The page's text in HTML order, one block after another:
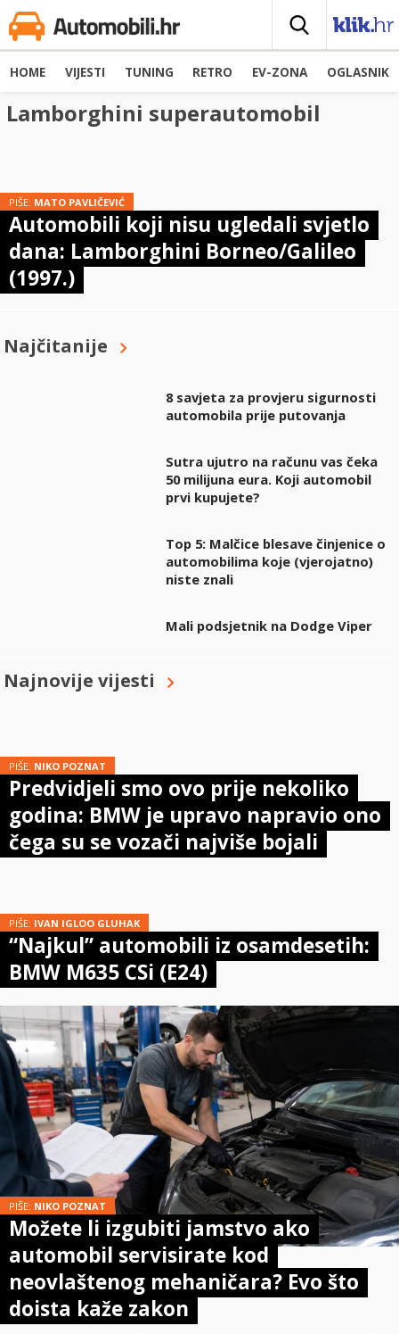
HOME VIJESTI TUNING RETRO EV-ZONA OGLASNIK
Lamborghini superautomobil
PIŠE: MATO PAVLIČEVIĆ
Automobili koji nisu ugledali svjetlo
dana: Lamborghini Borneo/Galileo
(1997.)
Najčitanije
8 savjeta za provjeru sigurnosti
automobila prije putovanja
Sutra ujutro na računu vas čeka
50 milijuna eura. Koji automobil
prvi kupujete?
Top 5: Malčice blesave činjenice o
automobilima koje (vjerojatno)
niste znali
Mali podsjetnik na Dodge Viper
Najnovije vijesti
PIŠE: NIKO POZNAT
Predvidjeli smo ovo prije nekoliko
godina: BMW je upravo napravio ono
čega su se vozači najviše bojali
PIŠE: IVAN IGLOO GLUHAK
“Najkul” automobili iz osamdesetih:
BMW M635 CSi (E24)
PIŠE: NIKO POZNAT
Možete li izgubiti jamstvo ako
automobil servisirate kod
neovlaštenog mehaničara? Evo što
doista kaže zakon